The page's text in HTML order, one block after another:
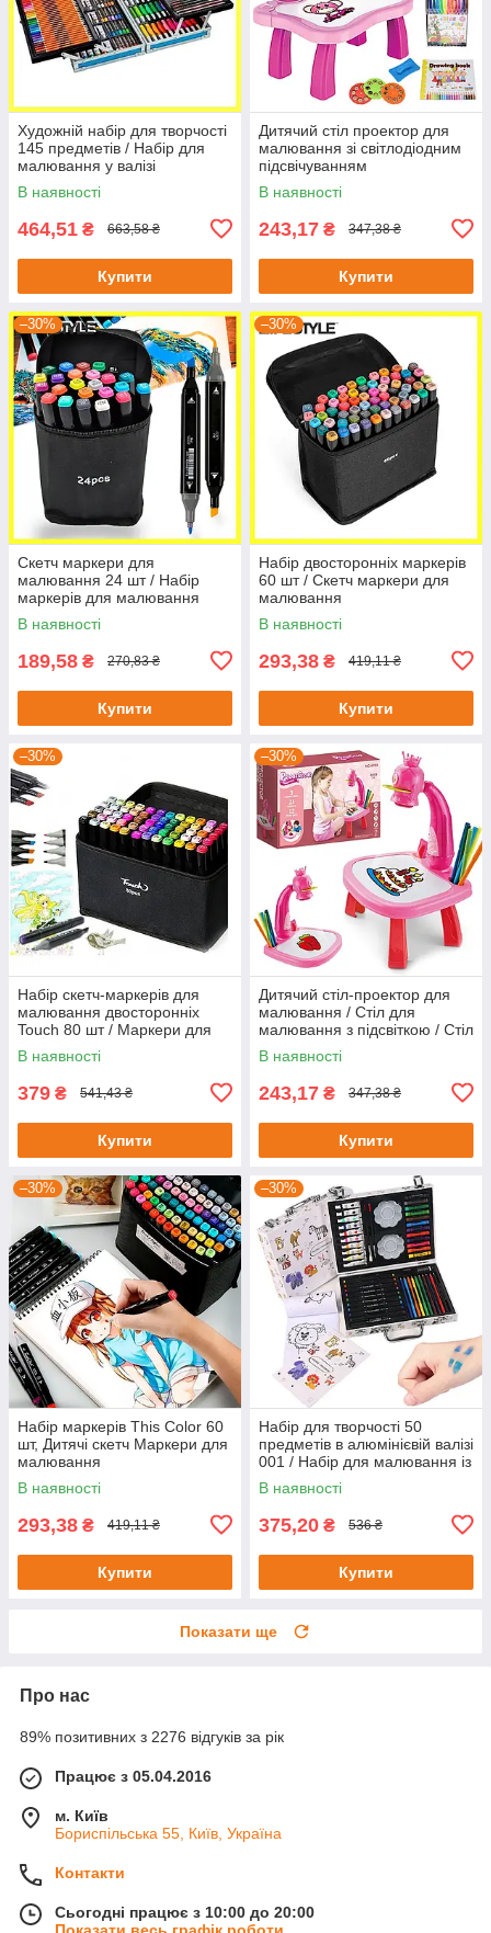
Художній набір для творчості
145 предметів / Набір для
малювання у валізі
В наявності
464,51 ₴ 663,58 ₴
Купити
Дитячий стіл проектор для
малювання зі світлодіодним
підсвічуванням
В наявності
243,17 ₴ 347,38 ₴
Купити
–30%
Скетч маркери для
малювання 24 шт / Набір
маркерів для малювання
В наявності
189,58 ₴ 270,83 ₴
Купити
–30%
Набір двосторонніх маркерів
60 шт / Скетч маркери для
малювання
В наявності
293,38 ₴ 419,11 ₴
Купити
–30%
Набір скетч-маркерів для
малювання двосторонніх
Touch 80 шт / Маркери для
малювання
В наявності
379 ₴ 541,43 ₴
Купити
–30%
Дитячий стіл-проектор для
малювання / Стіл для
малювання з підсвіткою / Стіл
мольберт
В наявності
243,17 ₴ 347,38 ₴
Купити
–30%
Набір маркерів This Color 60
шт, Дитячі скетч Маркери для
малювання
В наявності
293,38 ₴ 419,11 ₴
Купити
–30%
Набір для творчості 50
предметів в алюмінієвій валізі
001 / Набір для малювання із
скетч маркерами в кейсі
В наявності
375,20 ₴ 536 ₴
Купити
Показати ще
Про нас
89% позитивних з 2276 відгуків за рік
Працює з 05.04.2016
м. Київ
Бориспільська 55, Київ, Україна
Контакти
Сьогодні працює з 10:00 до 20:00